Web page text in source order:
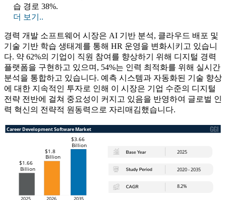
습 경로 38%.
더 보기..
경력 개발 소프트웨어 시장은 AI 기반 분석, 클라우드 배포 및
기술 기반 학습 생태계를 통해 HR 운영을 변화시키고 있습니
다. 약 62%의 기업이 직원 참여를 향상하기 위해 디지털 경력
플랫폼을 구현하고 있으며, 54%는 인력 최적화를 위해 실시간
분석을 통합하고 있습니다. 예측 시스템과 자동화된 기술 향상
에 대한 지속적인 투자로 인해 이 시장은 기업 수준의 디지털
전략 전반에 걸쳐 중요성이 커지고 있음을 반영하여 글로벌 인
력 혁신의 전략적 원동력으로 자리매김했습니다.